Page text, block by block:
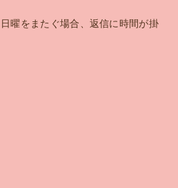
曜をまたぐ場合、返信に時間が掛